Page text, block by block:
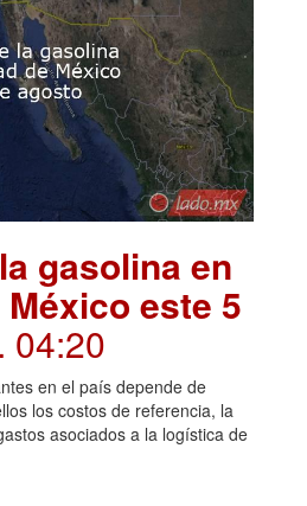
gasolina en
este 5
. 04:20
en el país depende de
los costos de referencia, la
asociados a la logística de